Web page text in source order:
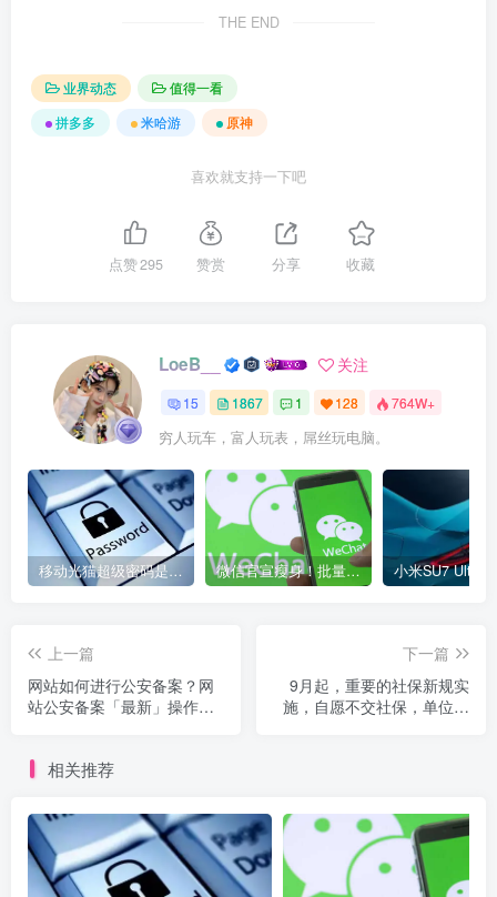
THE END
业界动态
值得一看
拼多多
米哈游 原神
喜欢就支持一下吧
点赞295 赞赏 分享 收藏
LoeB__ 关注
15 1867 1 128 764W+
穷人玩车，富人玩表，屌丝玩电脑。
移动光猫超级密码是多少？移动光猫超级管理员后台账号与密码 微信官宣瘦身！批量清理原图新功能来了 安卓、iOS均可使用
上一篇
网站如何进行公安备案？网
站公安备案「最新」操作指
下一篇
9月起，重要的社保新规实
施，自愿不交社保，单位不
相关推荐